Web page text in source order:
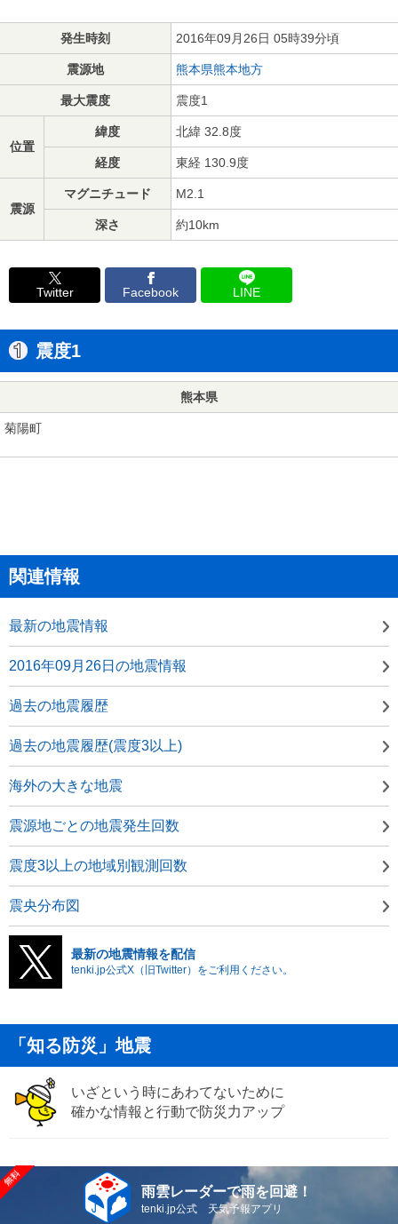
発生時刻 2016年09月26日 05時39分頃
震源地 熊本県熊本地方
最大震度 震度1
位置
緯度 北緯 32.8度
経度 東経 130.9度
震源
マグニチュード M2.1
深さ 約10km
Twitter Facebook LINE
震度1
熊本県
菊陽町
関連情報
最新の地震情報
2016年09月26日の地震情報
過去の地震履歴
過去の地震履歴(震度3以上)
海外の大きな地震
震源地ごとの地震発生回数
震度3以上の地域別観測回数
震央分布図
最新の地震情報を配信
tenki.jp公式X（旧Twitter）をご利用ください。
「知る防災」地震
いざという時にあわてないために
確かな情報と行動で防災力アップ
雨雲レーダーで雨を回避！
tenki.jp公式 天気予報アプリ